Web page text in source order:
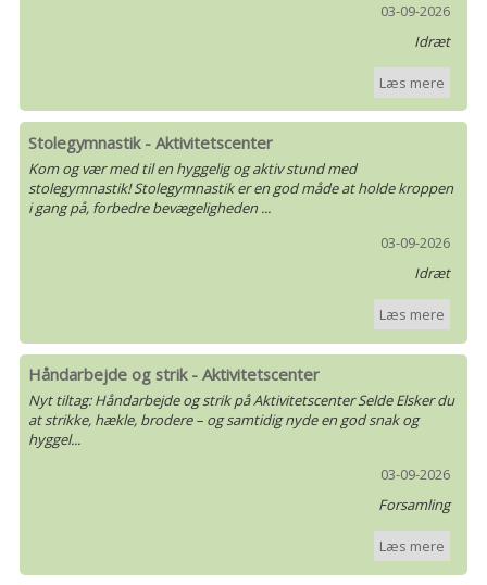
03-09-2026
Idræt
Læs mere
Stolegymnastik - Aktivitetscenter
Kom og vær med til en hyggelig og aktiv stund med
stolegymnastik! Stolegymnastik er en god måde at holde kroppen
i gang på, forbedre bevægeligheden ...
03-09-2026
Idræt
Læs mere
Håndarbejde og strik - Aktivitetscenter
Nyt tiltag: Håndarbejde og strik på Aktivitetscenter Selde Elsker du
at strikke, hækle, brodere – og samtidig nyde en god snak og
hyggel...
03-09-2026
Forsamling
Læs mere